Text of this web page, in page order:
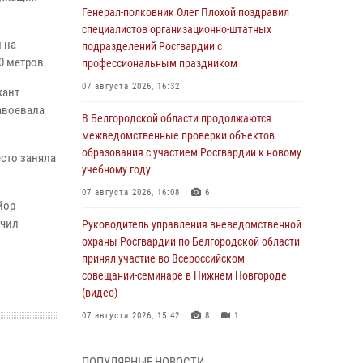
на
метров.
заняла
Генерал-полковник Олег Плохой поздравил
специалистов организационно-штатных
подразделений Росгвардии с
профессиональным праздником
07 августа 2026, 16:32
В Белгородской области продолжаются
межведомственные проверки объектов
образования с участием Росгвардии к новому
учебному году
07 августа 2026, 16:08 6
Руководитель управления вневедомственной
охраны Росгвардии по Белгородской области
принял участие во Всероссийском
совещании-семинаре в Нижнем Новгороде
(видео)
07 августа 2026, 15:42 8 1